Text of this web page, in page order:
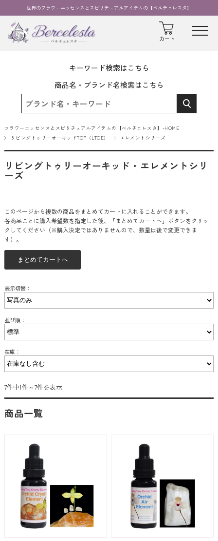
世界のフラワーエッセンスとスピリチュアルアイテムの【ベルチェレスタ】
キーワード検索はこちら
商品名・ブランド名検索はこちら
フラワーエッセンスとスピリチュアルアイテムの【ベルチェレスタ】-HOME
リビングトゥリーオーキッドTOP（LTOE）
エレメントシリーズ
リビングトゥリーオーキッド・エレメントシリ
ーズ
このページから複数の商品をまとめてカートに入れることができます。
各商品ごとに購入希望数を指定した後、「まとめてカートへ」ボタンをクリッ
クしてください（※購入決定ではありませんので、数量は後で変更できま
す）。
表示切替：
並び順：
在庫：
7件中1件～7件を表示
商品一覧